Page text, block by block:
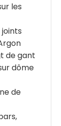
les
joints
de gant
dôme
de